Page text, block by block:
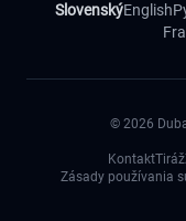
SlovenskýEnglish
© 2026
KontaktTiráž
Zásady používania